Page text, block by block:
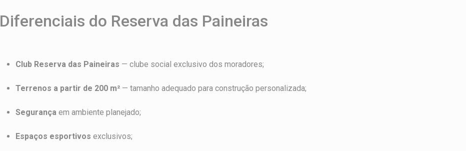
Diferenciais do Reserva das Paineiras
Club Reserva das Paineiras — clube social exclusivo dos moradores;
Terrenos a partir de 200 m² — tamanho adequado para construção personalizada;
Segurança em ambiente planejado;
Espaços esportivos exclusivos;